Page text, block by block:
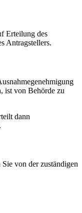
Erteilung des
Antragstellers.
ist von Behörde zu
dann
von der zuständigen